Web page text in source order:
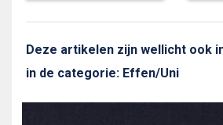
Deze artikelen zijn wellicht ook
in de categorie: Effen/Uni